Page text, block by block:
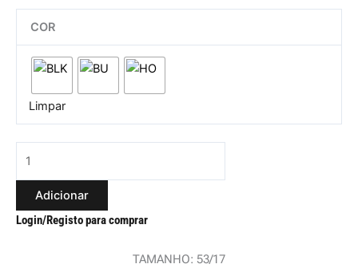
COR
Limpar
Adicionar
Login/Registo para comprar
TAMANHO: 53/17